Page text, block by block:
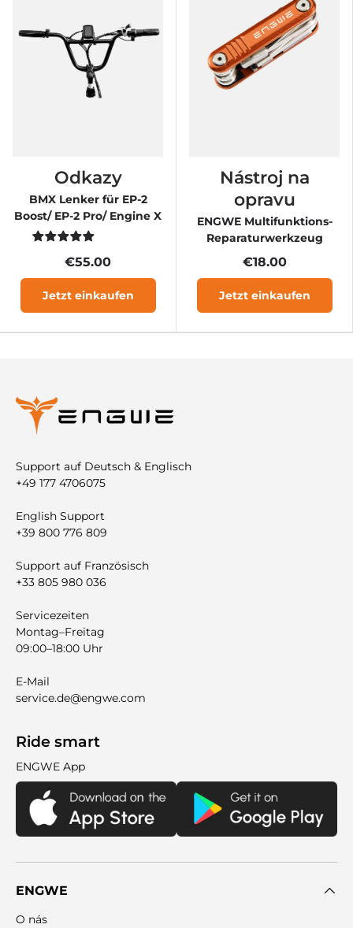
Odkazy
BMX Lenker für EP-2
Boost/ EP-2 Pro/ Engine X
€55.00
Jetzt einkaufen
Nástroj na
opravu
ENGWE Multifunktions-
Reparaturwerkzeug
€18.00
Jetzt einkaufen
Support auf Deutsch & Englisch
+49 177 4706075
English Support
+39 800 776 809
Support auf Französisch
+33 805 980 036
Servicezeiten
Montag–Freitag
09:00–18:00 Uhr
E-Mail
service.de@engwe.com
Ride smart
ENGWE App
ENGWE
O nás